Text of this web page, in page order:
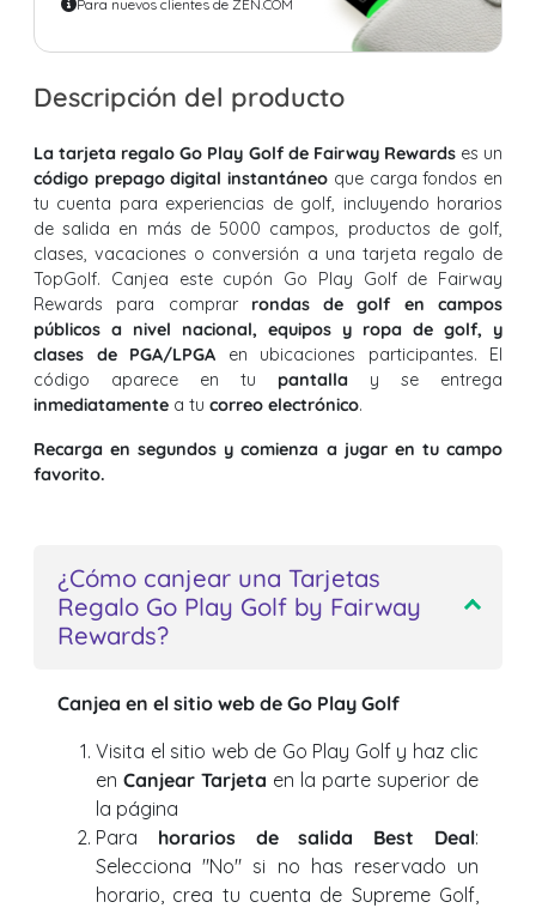
Para nuevos clientes de ZEN.COM
Descripción del producto
La tarjeta regalo Go Play Golf de Fairway Rewardses un
código prepago digital instantáneo que carga fondos en
tu cuenta para experiencias de golf, incluyendo horarios
de salida en más de 5000 campos, productos de golf,
clases, vacaciones o conversión a una tarjeta regalo de
TopGolf. Canjea este cupón Go Play Golf de Fairway
Rewards para comprar rondas de golf en campos
públicos a nivel nacional, equipos y ropa de golf, y
clases de PGA/LPGA en ubicaciones participantes. El
código aparece en tu pantalla y se entrega
inmediatamente a tu correo electrónico.
Recarga en segundos y comienza a jugar en tu campo
favorito.
¿Cómo canjear una Tarjetas
Regalo Go Play Golf by Fairway
Rewards?
Canjea en el sitio web de Go Play Golf
Visita el sitio web de Go Play Golf y haz clic
en Canjear Tarjeta en la parte superior de
la página
Para horarios de salida Best Deal:
Selecciona "No" si no has reservado un
horario, crea tu cuenta de Supreme Golf,